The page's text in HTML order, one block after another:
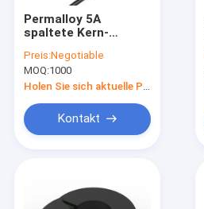
Permalloy 5A
spaltete Kern-
Energie-Meter-
Management auf
Preis:Negotiable
MOQ:1000
Kontakt